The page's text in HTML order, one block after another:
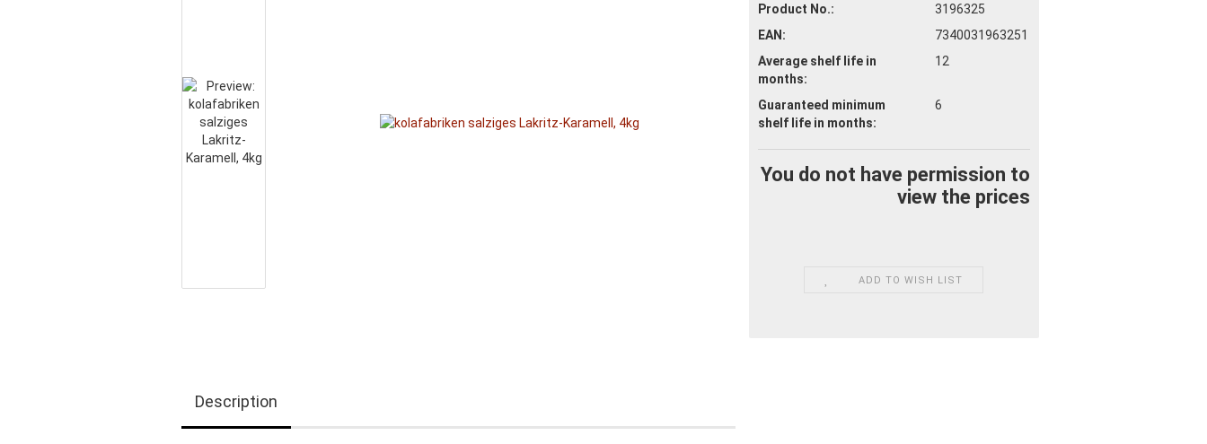
Product No.:
3196325
EAN:
7340031963251
Average shelf life in
months:
12
Guaranteed minimum
shelf lifein months:
6
You do not have permission to
view the prices
ADD TO WISH LIST
Description